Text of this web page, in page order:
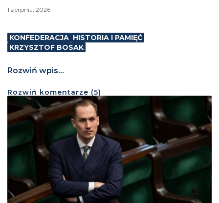
1 sierpnia, 2026
KONFEDERACJA HISTORIA I PAMIĘĆ
KRZYSZTOF BOSAK
Rozwiń wpis...
Rozwiń komentarze (5)